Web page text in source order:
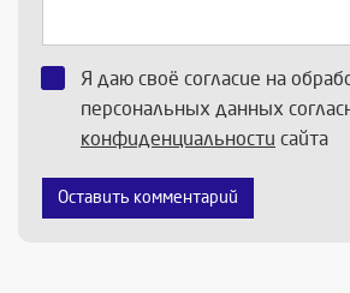
Я даю своё согласие на
персональных данных
конфиденциальности сайта
Оставить комментарий